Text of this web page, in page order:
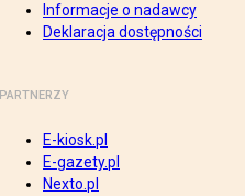
Informacje o nadawcy
Deklaracja dostępności
PARTNERZY
E-kiosk.pl
E-gazety.pl
Nexto.pl